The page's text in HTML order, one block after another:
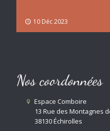
10 Déc 2023
Nos coordonnées
Espace Comboire
13 Rue des Montagnes
38130 Échirolles